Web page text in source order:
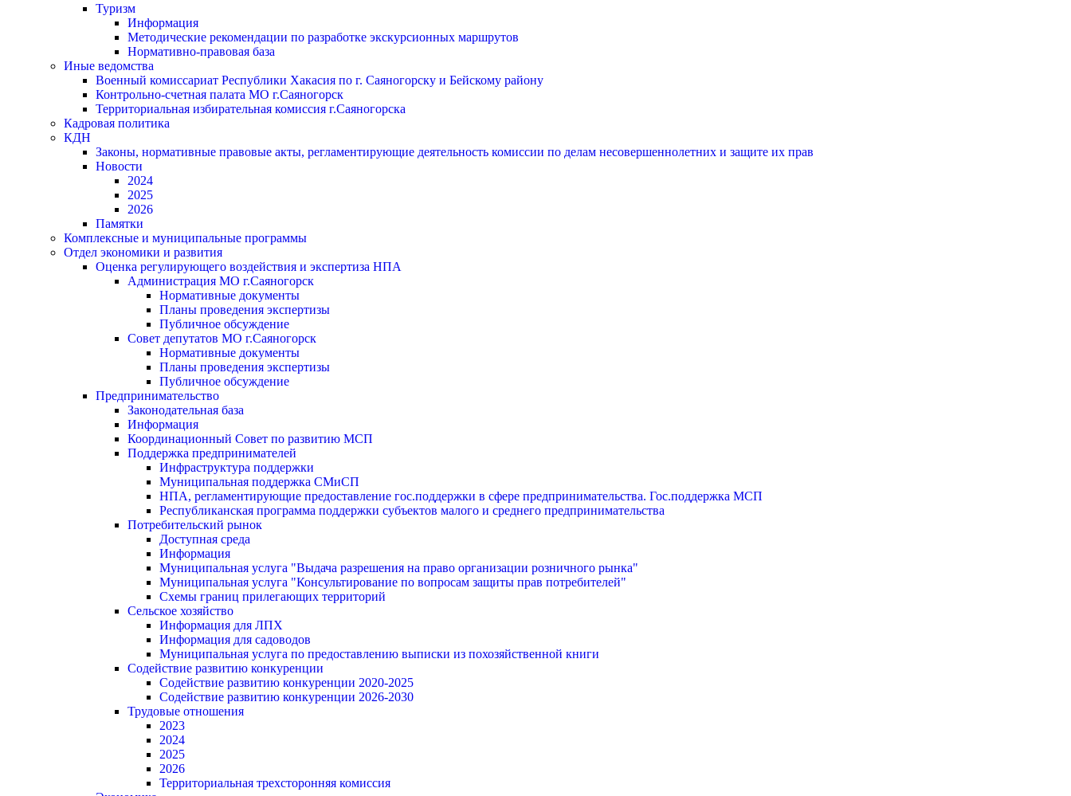
Туризм
Информация
Методические рекомендации по разработке экскурсионных маршрутов
Нормативно-правовая база
Иные ведомства
Военный комиссариат Республики Хакасия по г. Саяногорску и Бейскому району
Контрольно-счетная палата МО г.Саяногорск
Территориальная избирательная комиссия г.Саяногорска
Кадровая политика
КДН
Законы, нормативные правовые акты, регламентирующие деятельность комиссии по делам несовершеннолетних и защите их прав
Новости
2024
2025
2026
Памятки
Комплексные и муниципальные программы
Отдел экономики и развития
Оценка регулирующего воздействия и экспертиза НПА
Администрация МО г.Саяногорск
Нормативные документы
Планы проведения экспертизы
Публичное обсуждение
Совет депутатов МО г.Саяногорск
Нормативные документы
Планы проведения экспертизы
Публичное обсуждение
Предпринимательство
Законодательная база
Информация
Координационный Совет по развитию МСП
Поддержка предпринимателей
Инфраструктура поддержки
Муниципальная поддержка СМиСП
НПА, регламентирующие предоставление гос.поддержки в сфере предпринимательства. Гос.поддержка МСП
Республиканская программа поддержки субъектов малого и среднего предпринимательства
Потребительский рынок
Доступная среда
Информация
Муниципальная услуга "Выдача разрешения на право организации розничного рынка"
Муниципальная услуга "Консультирование по вопросам защиты прав потребителей"
Схемы границ прилегающих территорий
Сельское хозяйство
Информация для ЛПХ
Информация для садоводов
Муниципальная услуга по предоставлению выписки из похозяйственной книги
Содействие развитию конкуренции
Содействие развитию конкуренции 2020-2025
Содействие развитию конкуренции 2026-2030
Трудовые отношения
2023
2024
2025
2026
Территориальная трехсторонняя комиссия